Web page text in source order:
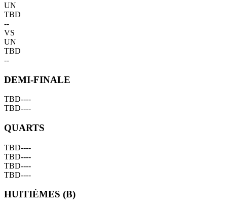
UN
TBD
--
VS
UN
TBD
--
DEMI-FINALE
TBD----
TBD----
QUARTS
TBD----
TBD----
TBD----
TBD----
HUITIÈMES (B)